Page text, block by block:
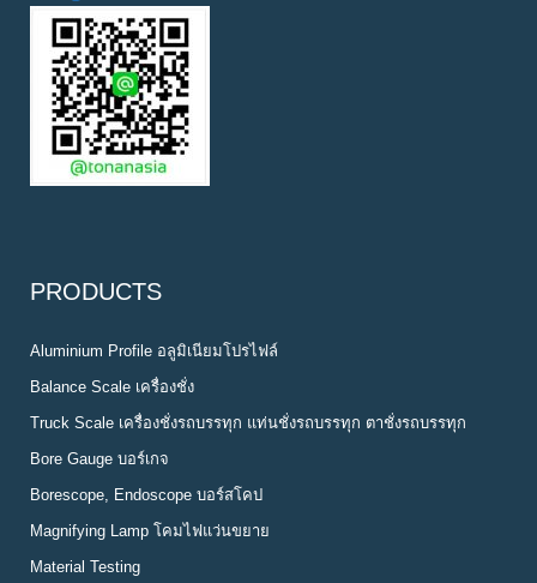
PRODUCTS
Aluminium Profile อลูมิเนียมโปรไฟล์
Balance Scale เครื่องชั่ง
Truck Scale เครื่องชั่งรถบรรทุก แท่นชั่งรถบรรทุก ตาชั่งรถบรรทุก
Bore Gauge บอร์เกจ
Borescope, Endoscope บอร์สโคป
Magnifying Lamp โคมไฟแว่นขยาย
Material Testing